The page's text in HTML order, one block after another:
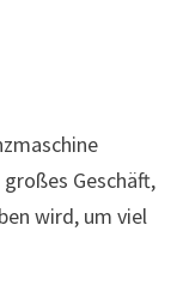
Geschäft,
wird, um viel